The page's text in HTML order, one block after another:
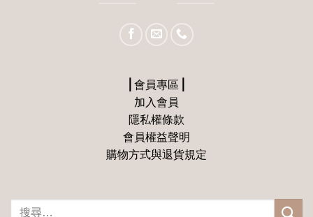
⎪會員專區⎪
加入會員
隱私權條款
會員權益聲明
購物方式與退貨規定